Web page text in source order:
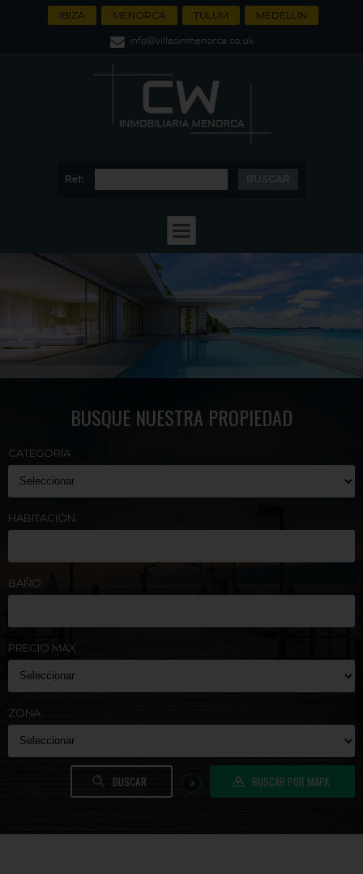
IBIZA MENORCA TULUM MEDELLIN
Ref:
BUSQUE NUESTRA PROPIEDAD
CATEGORÍA
HABITACIÓN
BAÑO
PRECIO MAX
ZONA
or BUSCAR POR MAPA